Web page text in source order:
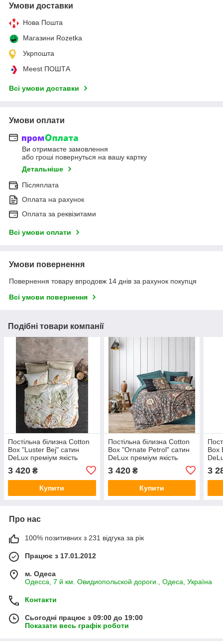
Умови доставки
Нова Пошта
Магазини Rozetka
Укрпошта
Meest ПОШТА
Всі умови доставки
Умови оплати
Ви отримаєте замовлення
або гроші повернуться на вашу картку
Детальніше
Післяплата
Оплата на рахунок
Оплата за реквізитами
Всі умови оплати
Умови повернення
Повернення товару впродовж 14 днів за рахунок покупця
Всі умови повернення
Подібні товари компанії
Постільна білизна Cotton
Box "Luster Bej" сатин
DeLux преміум якість
євроТуреччина
3 420 ₴
Купити
Постільна білизна Cotton
Box "Ornate Petrol" сатин
DeLux преміум якість
євроТуреччина
3 420₴
Купити
Box
3
Про нас
100% позитивних з 231 відгука за рік
Працює з 17.01.2012
м. Одеса
Одесса, 7 й км. Овидиопольской дороги., Одеса, Україна
Контакти
Сьогодні працює з 09:00 до 19:00
Показати весь графік роботи